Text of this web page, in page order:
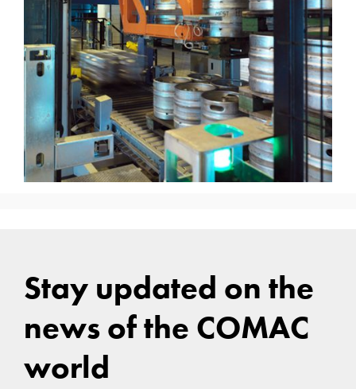
Stay updated on the
news of the COMAC
world